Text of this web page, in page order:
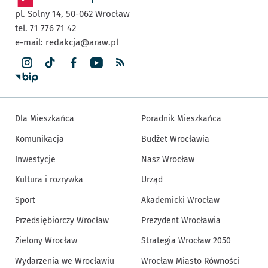
pl. Solny 14, 50-062 Wrocław
tel. 71 776 71 42
e-mail: redakcja@araw.pl
Dla Mieszkańca
Komunikacja
Inwestycje
Kultura i rozrywka
Sport
Przedsiębiorczy Wrocław
Zielony Wrocław
Wydarzenia we Wrocławiu
Poradnik Mieszkańca
Budżet Wrocławia
Nasz Wrocław
Urząd
Akademicki Wrocław
Prezydent Wrocławia
Strategia Wrocław 2050
Wrocław Miasto Równości